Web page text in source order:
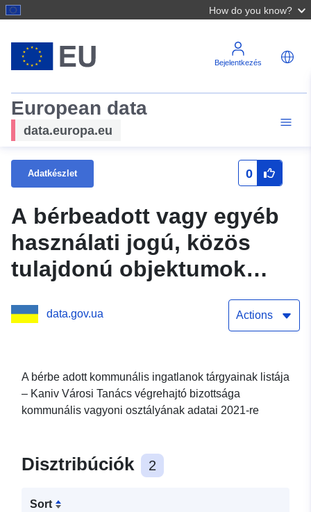
How do you know?
Bejelentkezés
European data
data.europa.eu
Adatkészlet 0
A bérbeadott vagy egyéb
használati jogú, közös
tulajdonú objektumok
listája (az objektumok
bérbeadási feltételeire
data.gov.ua Actions
A bérbe adott kommunális ingatlanok tárgyainak listája
– Kaniv Városi Tanács végrehajtó bizottsága
kommunális vagyoni osztályának adatai 2021-re
Disztribúciók 2
Sort